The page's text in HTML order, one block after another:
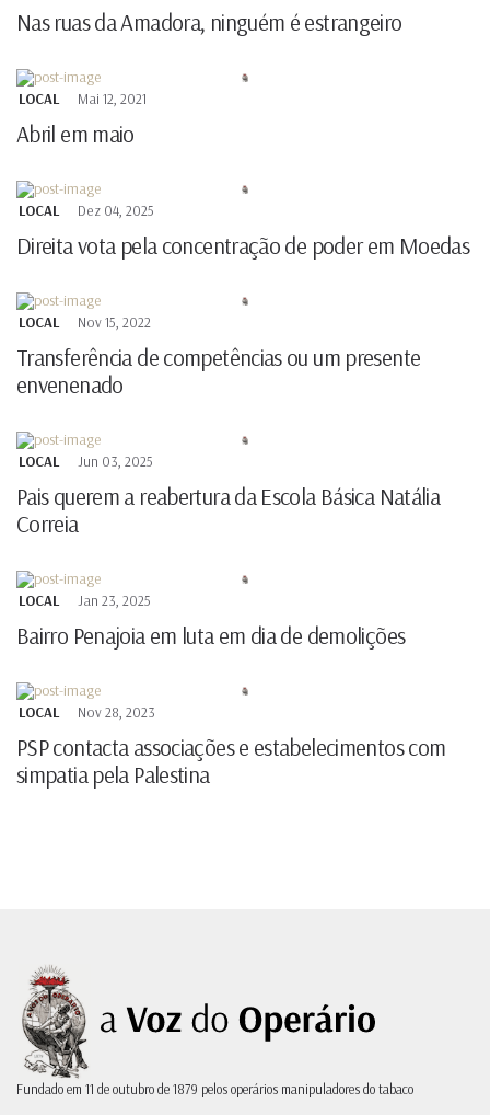
Nas ruas da Amadora, ninguém é estrangeiro
LOCAL Mai 12, 2021
Abril em maio
LOCAL Dez 04, 2025
Direita vota pela concentração de poder em Moedas
LOCAL Nov 15, 2022
Transferência de competências ou um presente
envenenado
LOCAL Jun 03, 2025
Pais querem a reabertura da Escola Básica Natália
Correia
LOCAL Jan 23, 2025
Bairro Penajoia em luta em dia de demolições
LOCAL Nov 28, 2023
PSP contacta associações e estabelecimentos com
simpatia pela Palestina
Fundado em 11 de outubro de 1879 pelos operários manipuladores do tabaco